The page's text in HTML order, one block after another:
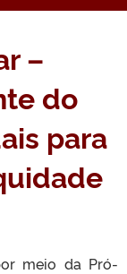
–
do
para
meio da Pró-